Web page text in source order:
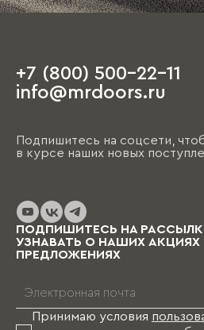
+7 (800) 500-22-11
info@mrdoors.ru
Подпишитесь на соцсети,
в курсе наших новых
ПОДПИШИТЕСЬ НА
УЗНАВАТЬ О НАШИХ
ПРЕДЛОЖЕНИЯХ
Принимаю условия